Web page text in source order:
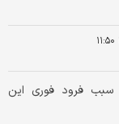
سبب فرود فوری این